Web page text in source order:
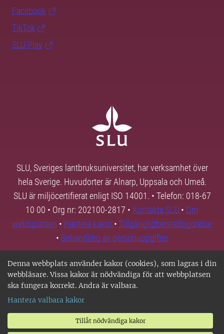
Denna webbplats använder kakor (cookies), som lagras i din
webbläsare. Vissa kakor är nödvändiga för att webbplatsen
ska fungera korrekt. Andra är valbara.
Hantera valbara kakor
Tillåt nödvändiga kakor
Facebook
TikTok
SLU Play
SLU, Sveriges lantbruksuniversitet, har verksamhet över
hela Sverige. Huvudorter är Alnarp, Uppsala och Umeå.
SLU är miljöcertifierat enligt ISO 14001. • Telefon: 018-67
10 00 • Org nr: 202100-2817 • Kontakta SLU • Om
webbplatsen • Hantera kakor • Tillgänglighetsredogörelse
• Behandling av personuppgifter